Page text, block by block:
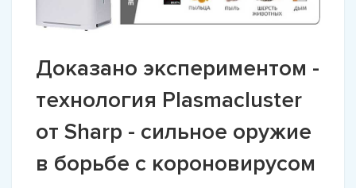
Доказано экспериментом -
технология Plasmacluster
от Sharp - сильное оружие
в борьбе с короновирусом